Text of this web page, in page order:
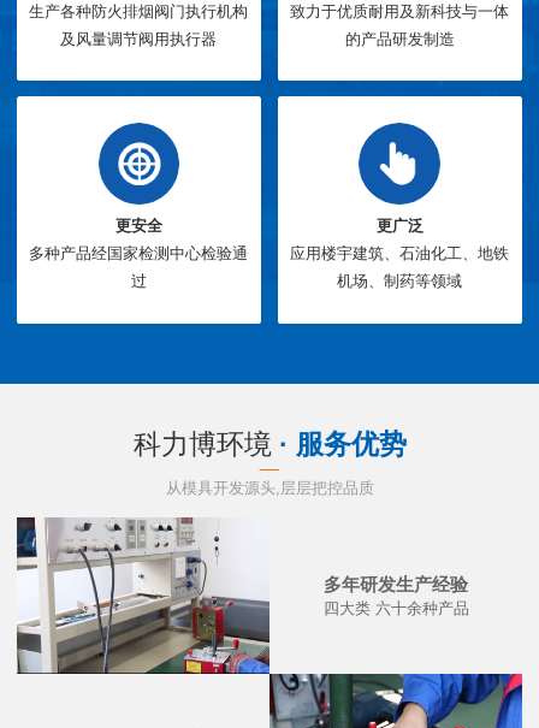
生产各种防火排烟阀门执行机构
及风量调节阀用执行器
致力于优质耐用及新科技与一体
的产品研发制造
更安全
多种产品经国家检测中心检验通
过
更广泛
应用楼宇建筑、石油化工、地铁
机场、制药等领域
科力博环境 · 服务优势
从模具开发源头,层层把控品质
多年研发生产经验
四大类 六十余种产品